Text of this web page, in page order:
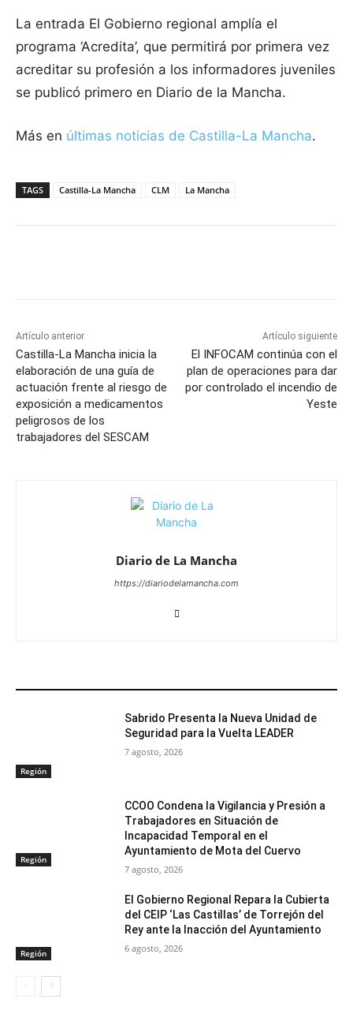
La entrada El Gobierno regional amplía el
programa ‘Acredita’, que permitirá por primera vez
acreditar su profesión a los informadores juveniles
se publicó primero en Diario de la Mancha.
Más en últimas noticias de Castilla-La Mancha.
TAGS Castilla-La Mancha CLM La Mancha
Artículo anterior
Castilla-La Mancha inicia la
elaboración de una guía de
actuación frente al riesgo de
exposición a medicamentos
peligrosos de los
trabajadores del SESCAM
Artículo siguiente
El INFOCAM continúa con el
plan de operaciones para dar
por controlado el incendio de
Yeste
Diario de La Mancha
https://diariodelamancha.com
Región
Sabrido Presenta la Nueva Unidad de
Seguridad para la Vuelta LEADER
7 agosto, 2026
Región
CCOO Condena la Vigilancia y Presión a
Trabajadores en Situación de
Incapacidad Temporal en el
Ayuntamiento de Mota del Cuervo
7 agosto, 2026
Región
El Gobierno Regional Repara la Cubierta
del CEIP ‘Las Castillas’ de Torrejón del
Rey ante la Inacción del Ayuntamiento
6 agosto, 2026